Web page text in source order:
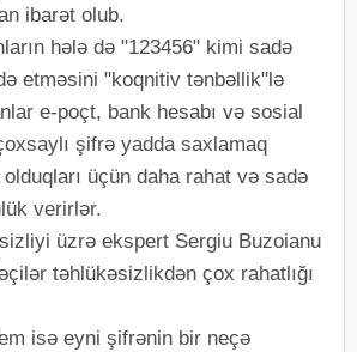
ibarət olub.
hələ də "123456" kimi sadə
etməsini "koqnitiv tənbəllik"lə
e-poçt, bank hesabı və sosial
şifrə yadda saxlamaq
üçün daha rahat və sadə
verirlər.
üzrə ekspert Sergiu Buzoianu
təhlükəsizlikdən çox rahatlığı
isə eyni şifrənin bir neçə